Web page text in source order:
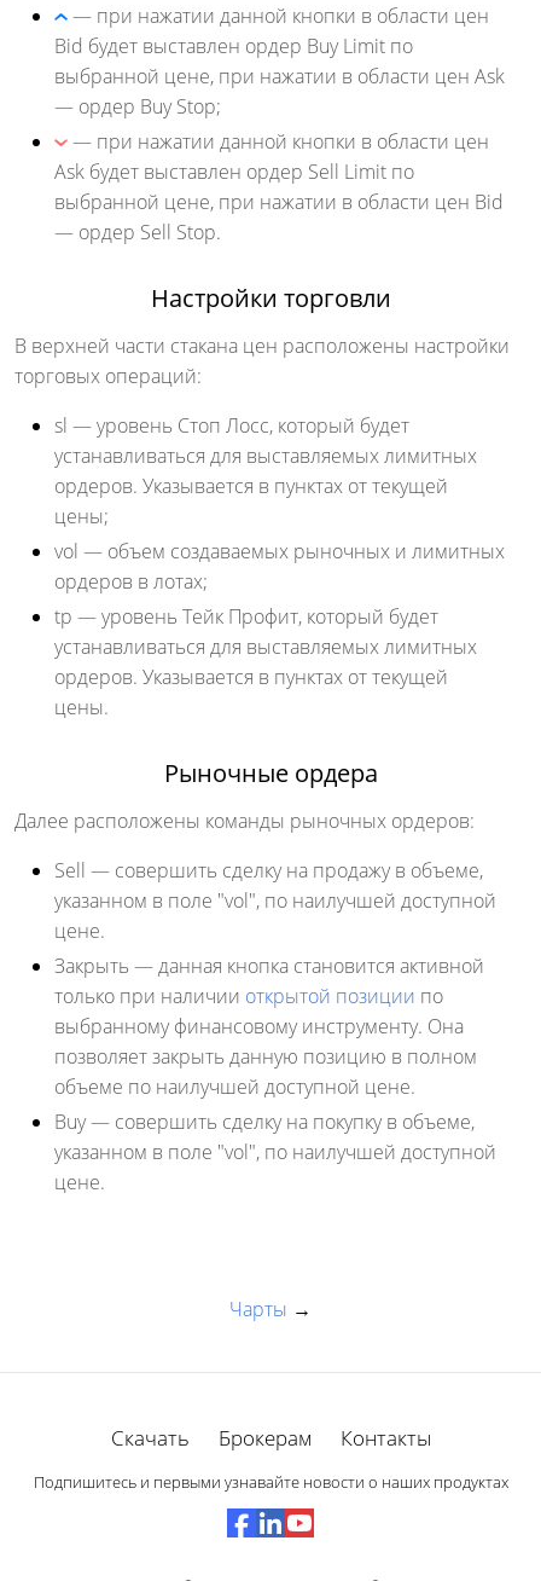
— при нажатии данной кнопки в области цен
Bid будет выставлен ордер Buy Limit по
выбранной цене, при нажатии в области цен Ask
— ордер Buy Stop;
— при нажатии данной кнопки в области цен
Ask будет выставлен ордер Sell Limit по
выбранной цене, при нажатии в области цен Bid
— ордер Sell Stop.
Настройки торговли
В верхней части стакана цен расположены настройки
торговых операций:
sl — уровень Стоп Лосс, который будет
устанавливаться для выставляемых лимитных
ордеров. Указывается в пунктах от текущей
цены;
vol — объем создаваемых рыночных и лимитных
ордеров в лотах;
tp — уровень Тейк Профит, который будет
устанавливаться для выставляемых лимитных
ордеров. Указывается в пунктах от текущей
цены.
Рыночные ордера
Далее расположены команды рыночных ордеров:
Sell — совершить сделку на продажу в объеме,
указанном в поле "vol", по наилучшей доступной
цене.
Закрыть — данная кнопка становится активной
только при наличии открытой позиции по
выбранному финансовому инструменту. Она
позволяет закрыть данную позицию в полном
объеме по наилучшей доступной цене.
Buy— совершить сделку на покупку в объеме,
указанном в поле "vol", по наилучшей доступной
цене.
Чарты →
Скачать Брокерам Контакты
Подпишитесь и первыми узнавайте новости о наших продуктах